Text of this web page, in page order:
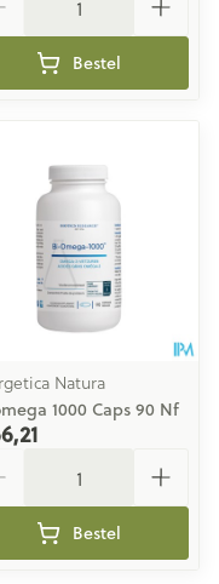
Bestel
Natura
1000 Caps 90 Nf
Bestel